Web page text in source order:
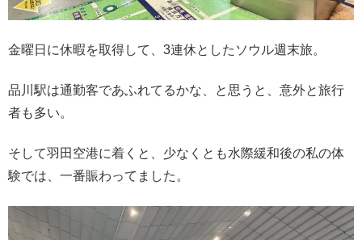
金曜日に休暇を取得して、3連休としたソウル週末旅。
品川駅は通勤客であふれてるかな、と思うと、意外と旅行
者も多い。
そして羽田空港に着くと、少なくとも水際緩和後の私の体
験では、一番賑わってました。